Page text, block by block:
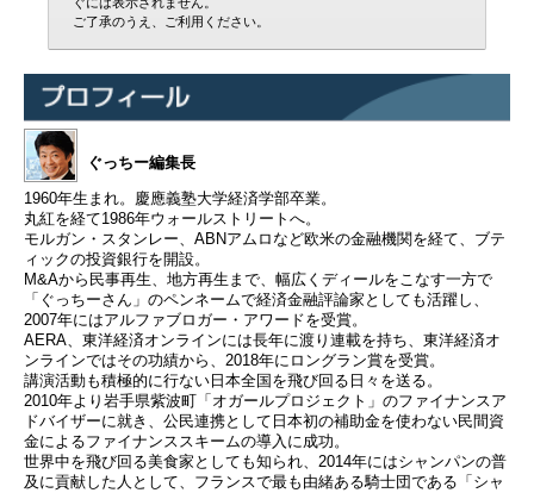
ご了承のうえ、ご利用ください。
ぐっちー編集長
1960年生まれ。慶應義塾大学経済学部卒業。
丸紅を経て1986年ウォールストリートへ。
モルガン・スタンレー、ABNアムロなど欧米の金融機関を経て、ブテ
ィックの投資銀行を開設。
M&Aから民事再生、地方再生まで、幅広くディールをこなす一方で
「ぐっちーさん」のペンネームで経済金融評論家としても活躍し、
2007年にはアルファブロガー・アワードを受賞。
AERA、東洋経済オンラインには長年に渡り連載を持ち、東洋経済オ
ンラインではその功績から、2018年にロングラン賞を受賞。
講演活動も積極的に行ない日本全国を飛び回る日々を送る。
2010年より岩手県紫波町「オガールプロジェクト」のファイナンスア
ドバイザーに就き、公民連携として日本初の補助金を使わない民間資
金によるファイナンススキームの導入に成功。
世界中を飛び回る美食家としても知られ、2014年にはシャンパンの普
及に貢献した人として、フランスで最も由緒ある騎士団である「シャ